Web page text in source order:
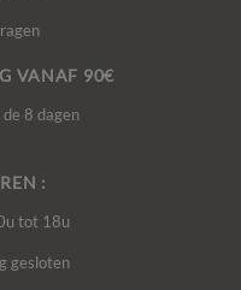
VANAF 90€
8 dagen
:
tot 18u
gesloten